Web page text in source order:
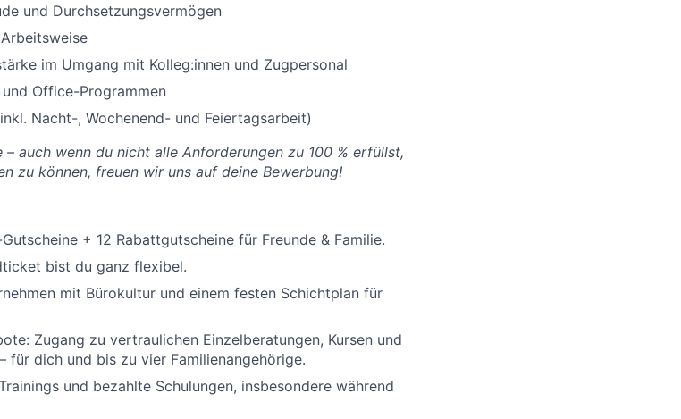
und Durchsetzungsvermögen
im Umgang mit Kolleg:innen und Zugpersonal
Office-Programmen
Nacht-, Wochenend- und Feiertagsarbeit)
auch wenn du nicht alle Anforderungen zu 100 % erfüllst,
zu können, freuen wir uns auf deine Bewerbung!
+ 12 Rabattgutscheine für Freunde & Familie.
bist du ganz flexibel.
mit Bürokultur und einem festen Schichtplan für
Zugang zu vertraulichen Einzelberatungen, Kursen und
für dich und bis zu vier Familienangehörige.
und bezahlte Schulungen, insbesondere während